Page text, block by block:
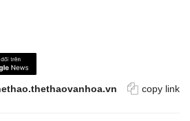
copy link